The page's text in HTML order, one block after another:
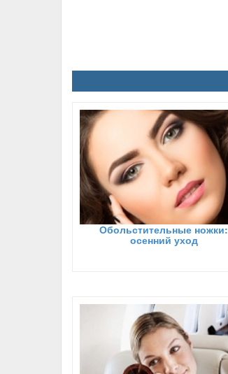
Обольстительные ножки:
осенний уход